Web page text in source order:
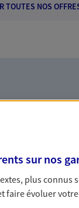
TOUTES NOS
la
sur nos
plus connus
évoluer